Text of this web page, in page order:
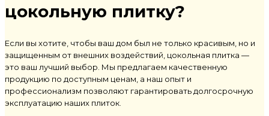
цокольную плитку?
Если вы хотите, чтобы ваш дом был не только красивым, но и
защищенным от внешних воздействий, цокольная плитка —
это ваш лучший выбор. Мы предлагаем качественную
продукцию по доступным ценам, а наш опыт и
профессионализм позволяют гарантировать долгосрочную
эксплуатацию наших плиток.